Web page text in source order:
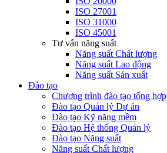
ISO 27001
ISO 31000
ISO 45001
Tư vấn năng suất
Năng suất Chất lượng
Năng suất Lao động
Năng suất Sản xuất
Đào tạo
Chương trình đào tạo tổng hợp
Đào tạo Quản lý Dự án
Đào tạo Kỹ năng mềm
Đào tạo Hệ thống Quản lý
Đào tạo Năng suất
Năng suất Chất lượng